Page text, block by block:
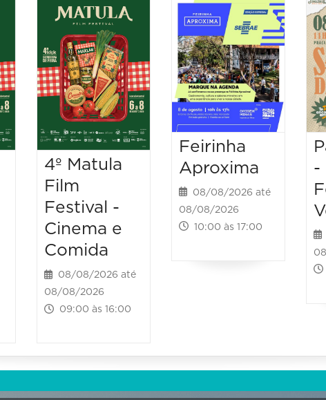
4º Matula
Film
Festival -
Cinema e
Comida
08/08/2026 até
08/08/2026
09:00 às 16:00
Feirinha
Aproxima
08/08/2026 até
08/08/2026
10:00 às 17:00
-